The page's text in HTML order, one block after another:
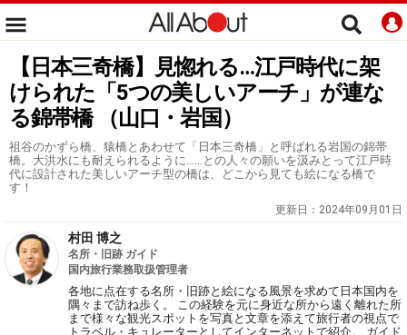
【日本三奇橋】見惚れる…江戸時代に架
けられた「5つの美しいアーチ」が連な
る錦帯橋 （山口・岩国）
祖谷のかずら橋、猿橋とあわせて「日本三奇橋」と呼ばれる岩国の錦帯
橋。大洪水にも耐えられるように……との人々の願いを汲みとって江戸時
代に設計された美しいアーチ型の橋は、どこから見ても絵になる橋で
す！
更新日： 2024年09月01日
村田 博之
名所・旧跡 ガイド
国内旅行業務取扱管理者
各地に点在する名所・旧跡と絵になる風景を求めて日本国内を
隅々まで訪ね歩く。 この経験を元に身近な所から遠く離れた所
まで様々な観光スポットを写真と文章を添えて旅行者の視点で
トラベル・キュレーターとしてインターネットで紹介。 ガイド